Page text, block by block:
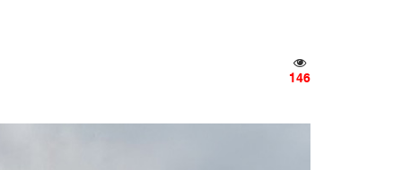
146